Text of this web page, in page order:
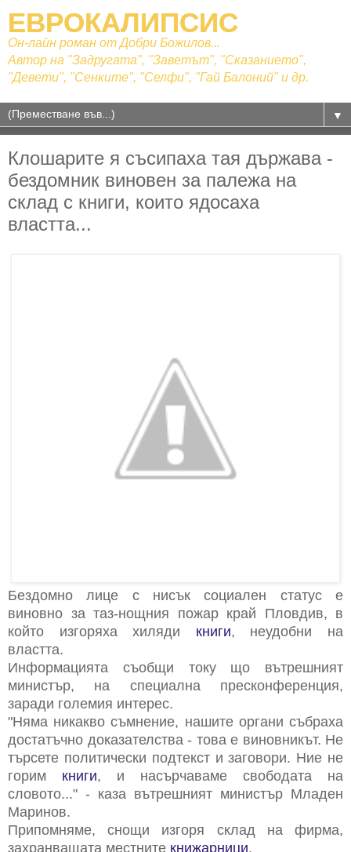
ЕВРОКАЛИПСИС
Он-лайн роман от Добри Божилов...
Автор на "Задругата", "Заветът", "Сказанието",
"Девети", "Сенките", "Селфи", "Гай Балоний" и др.
▼
Клошарите я съсипаха тая държава -
бездомник виновен за палежа на
склад с книги, които ядосаха
властта...
Бездомно лице с нисък социален статус е
виновно за таз-нощния пожар край Пловдив, в
който изгоряха хиляди книги, неудобни на
властта.
Информацията съобщи току що вътрешният
министър, на специална пресконференция,
заради големия интерес.
"Няма никакво съмнение, нашите органи събраха
достатъчно доказателства - това е виновникът. Не
търсете политически подтекст и заговори. Ние не
горим книги, и насърчаваме свободата на
словото..." - каза вътрешният министър Младен
Маринов.
Припомняме, снощи изгоря склад на фирма,
захранващата местните книжарници.